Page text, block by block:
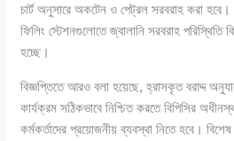
চার্ট অনুসারে অকটেন ও পেট্রল সরবরাহ করা
ফিলিং স্টেশনগুলোতে জ্বালানি সরবরাহ পরিস্থিতি
হচ্ছে।
বিজ্ঞপ্তিতে আরও বলা হয়েছে, হ্রাসকৃত বরাদ্দ
কার্যক্রম সঠিকভাবে নিশ্চিত করতে বিপিসির
কর্মকর্তাদের প্রয়োজনীয় ব্যবস্থা নিতে হবে।